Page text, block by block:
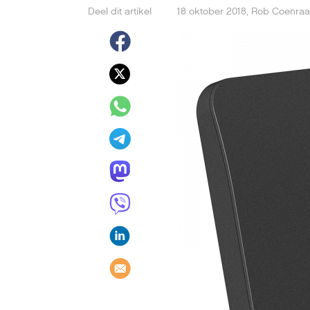
Deel dit artikel 18 oktober 2018, Rob